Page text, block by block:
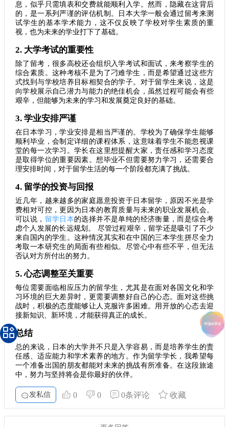
息，似乎只需填表和交费就能顺利入学。然而，隐藏在这背后
的，是一系列严谨的评估机制。日本大学一般会通过留考来测
试学生的基本学术能力，这不仅反映了学校对学生素质的重
视，也为未来的学业打下了基础。
2. 大学考试的重要性
除了留考，很多高校还会组织入学考试和面试，来考察学生的
综合素质。这种考核不是为了刁难学生，而是希望通过这些方
式找到与学校培养目标相契合的学子。对于留学生来说，这是
向学校展示自己潜力与能力的绝佳机会，虽然过程可能会有些
艰辛，但能够为未来的学习和发展奠定良好的基础。
3. 学业安排严谨
在日本学习，学业安排是相当严谨的。学校为了确保学生能够
顺利毕业，会制定详细的课程体系，这意味着学生不能忽视课
堂的每一次学习。学长在这里想提醒大家，责任感和学习态度
是取得学位的重要因素。想毕业不但需要努力学习，还需要合
理安排时间，对于留学生活的每一个阶段都充满了挑战。
4. 留学的投资与回报
近几年，越来越多的家庭愿意投资于日本留学，原因不光是学
费相对可控，更因为日本的教育质量与未来的职业发展机会。
可以说， 留学日本的选择并不是单纯的经济衡量，而是综合考
虑个人发展的长远规划。 尽管过程艰辛，留学还是吸引了不少
来自国内的学生。这种情况其实和在中国的三本学生拼尽全力
考取一本研究生的局面有些相似。尽管心中有些不平，但无法
否认对方所付出的努力。
5. 心态调整至关重要
每位需要面临相应压力的留学生，尤其是在面对各国文化和学
习环境的巨大差异时，更需要调整好自己的心态。面对这些挑
战时，积极的态度能够让人克服许多困难。用开放的心态去迎
接新知识、新环境，才能获得真正的成长。
总结
总的来说，日本的大学并不只是入学容易，而是培养学生的责
任感、适应能力和学术素养的地方。作为留学学长，我希望每
一个准备出国的朋友都能对未来的挑战有所准备。在这段旅途
中，努力与坚持将会是你最好的伙伴。
发私信 0 0 0条评论 收藏